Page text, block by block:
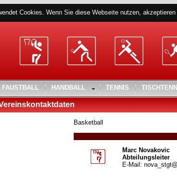
Cookies. Wenn Sie diese Webseite nutzen,
FAUSTBALL HANDBALL TENNIS
Basketball
Marc Novakovic
Abteilungsleiter
E-Mail: